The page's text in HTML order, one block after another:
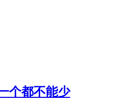
个都不能少